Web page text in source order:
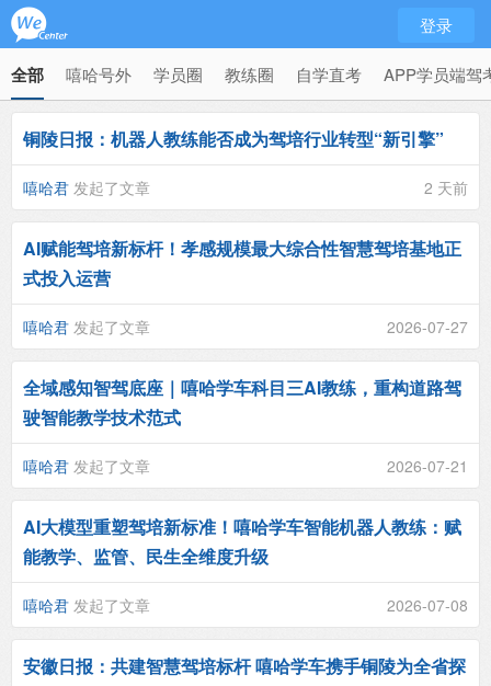
登录
全部 嘻哈号外 学员圈 教练圈 自学直考 APP学员端驾
铜陵日报：机器人教练能否成为驾培行业转型“新引擎”
嘻哈君 发起了文章 2 天前
AI赋能驾培新标杆！孝感规模最大综合性智慧驾培基地正
式投入运营
嘻哈君 发起了文章 2026-07-27
全域感知智驾底座｜嘻哈学车科目三AI教练，重构道路驾
驶智能教学技术范式
嘻哈君 发起了文章 2026-07-21
AI大模型重塑驾培新标准！嘻哈学车智能机器人教练：赋
能教学、监管、民生全维度升级
嘻哈君 发起了文章 2026-07-08
安徽日报：共建智慧驾培标杆 嘻哈学车携手铜陵为全省探